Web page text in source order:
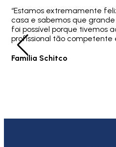
“Estamos extremamente
casa e sabemos que
foi possível porque tivemos
profissional tão competente
Família Schitco